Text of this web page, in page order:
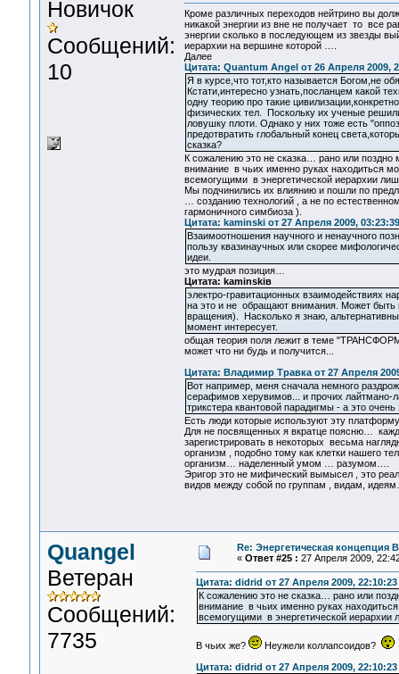
Новичок
Сообщений:
10
Кроме различных переходов нейтрино вы
никакой энергии из вне не получает то все
энергии сколько в последующем из звезды
иерархии на вершине которой ….
Далее
Цитата: Quantum Angel от 26 Апреля 2009,
Я в курсе,что тот,кто называется Богом,не
Кстати,интересно узнать,посланцем какой
одну теорию про такие
физических тел. Поскольку их ученые
ловушку плоти. Однако у них тоже есть
предотвратить глобальный конец
сказка?
К сожалению это не сказка… рано или
внимание в чьих именно руках находиться
всемогущими в энергетической иерархии
Мы подчинились их влиянию и пошли по
… созданию технологий , а не по
гармоничного симбиоза ).
Цитата: kaminski от 27 Апреля 2009, 03:23:39
Взаимоотношения научного и ненаучного
пользу квазинаучных или скорее
идеи.
это мудрая позиция…
Цитата: kaminskiв
электро-гравитационных взаимодействиях
на это и не обращают внимания. Может быть
вращения). Насколько я знаю,
момент интересует.
общая теория поля лежит в теме
может что ни будь и получится...
Цитата: Владимир Травка от 27 Апреля
Вот например, меня сначала немного
серафимов херувимов... и прочих лайтмано-
трикстера квантовой парадигмы - а это
Есть люди которые используют эту
Для не посвященных я вкратце поясню…
зарегистрировать в некоторых весьма
организм , подобно тому как клетки нашего
организм… наделенный умом … разумом….
Эригор это не мифический вымысел , это
видов между собой по группам , видам,
Quangel
Ветеран
Сообщений:
7735
Re: Энергетическая концепция
« Ответ #25 : 27 Апреля 2009,
Цитата: didrid от 27 Апреля 2009, 22:10:23
К сожалению это не сказка… рано или
внимание в чьих именно руках
всемогущими в энергетической иерархии
В чьих же?
Неужели коллапсоидов?
Цитата: didrid от 27 Апреля 2009, 22:10:23